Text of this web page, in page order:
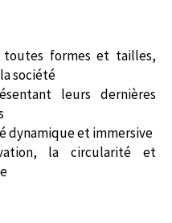
toutes formes et tailles,
société
leurs dernières
dynamique et immersive
la circularité et